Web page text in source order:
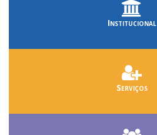
Institucional
Serviços